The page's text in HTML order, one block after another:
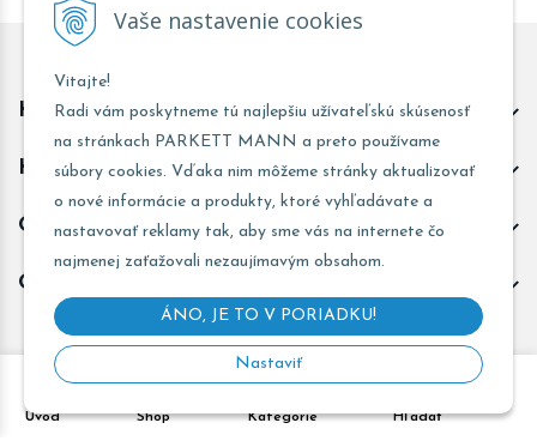
Vaše nastavenie cookies
Vitajte!
Radi vám poskytneme tú najlepšiu užívateľskú skúsenosť
na stránkach PARKETT MANN a preto používame
súbory cookies. Vďaka nim môžeme stránky aktualizovať
o nové informácie a produkty, ktoré vyhľadávate a
nastavovať reklamy tak, aby sme vás na internete čo
najmenej zaťažovali nezaujímavým obsahom.
ÁNO, JE TO V PORIADKU!
Nastaviť
Úvod Shop Kategórie Hľadať
Kontakt predajňa Trnava
Kontakt predajňa Žarnovica
Obchodné informácie
Odoberať novinky
e-shop Pohoda connector